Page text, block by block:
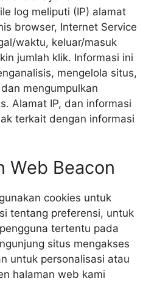
log meliputi (IP) alamat
browser, Internet Service
waktu, keluar/masuk
jumlah klik. Informasi ini
mengelola situs,
mengumpulkan
Alamat IP, dan informasi
terkait dengan informasi
Web Beacon
cookies untuk
tentang preferensi, untuk
tertentu pada
situs mengakses
untuk personalisasi atau
halaman web kami